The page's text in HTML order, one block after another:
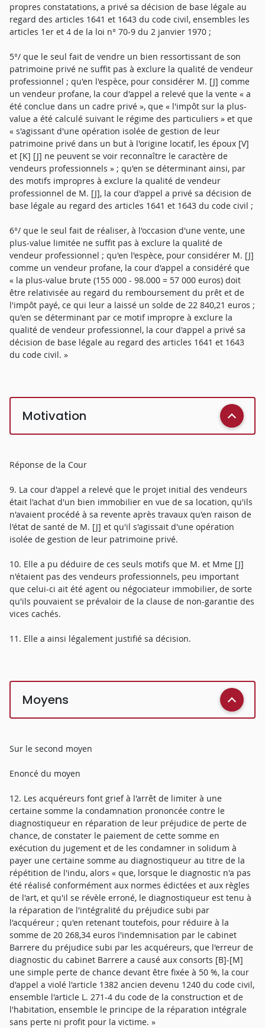
propres constatations, a privé sa décision de base légale au
regard des articles 1641 et 1643 du code civil, ensembles les
articles 1er et 4 de la loi n° 70-9 du 2 janvier 1970 ;
5°/ que le seul fait de vendre un bien ressortissant de son
patrimoine privé ne suffit pas à exclure la qualité de vendeur
professionnel ; qu'en l'espèce, pour considérer M. [J] comme
un vendeur profane, la cour d'appel a relevé que la vente « a
été conclue dans un cadre privé », que « l'impôt sur la plus-
value a été calculé suivant le régime des particuliers » et que
« s'agissant d'une opération isolée de gestion de leur
patrimoine privé dans un but à l'origine locatif, les époux [V]
et [K] [J] ne peuvent se voir reconnaître le caractère de
vendeurs professionnels » ; qu'en se déterminant ainsi, par
des motifs impropres à exclure la qualité de vendeur
professionnel de M. [J], la cour d'appel a privé sa décision de
base légale au regard des articles 1641 et 1643 du code civil ;
6°/ que le seul fait de réaliser, à l'occasion d'une vente, une
plus-value limitée ne suffit pas à exclure la qualité de
vendeur professionnel ; qu'en l'espèce, pour considérer M. [J]
comme un vendeur profane, la cour d'appel a considéré que
« la plus-value brute (155 000 - 98.000 = 57 000 euros) doit
être relativisée au regard du remboursement du prêt et de
l'impôt payé, ce qui leur a laissé un solde de 22 840,21 euros ;
qu'en se déterminant par ce motif impropre à exclure la
qualité de vendeur professionnel, la cour d'appel a privé sa
décision de base légale au regard des articles 1641 et 1643
du code civil. »
Motivation
Réponse de la Cour
9. La cour d'appel a relevé que le projet initial des vendeurs
était l'achat d'un bien immobilier en vue de sa location, qu'ils
n'avaient procédé à sa revente après travaux qu'en raison de
l'état de santé de M. [J] et qu'il s'agissait d'une opération
isolée de gestion de leur patrimoine privé.
10. Elle a pu déduire de ces seuls motifs que M. et Mme [J]
n'étaient pas des vendeurs professionnels, peu important
que celui-ci ait été agent ou négociateur immobilier, de sorte
qu'ils pouvaient se prévaloir de la clause de non-garantie des
vices cachés.
11. Elle a ainsi légalement justifié sa décision.
Moyens
Sur le second moyen
Enoncé du moyen
12. Les acquéreurs font grief à l'arrêt de limiter à une
certaine somme la condamnation prononcée contre le
diagnostiqueur en réparation de leur préjudice de perte de
chance, de constater le paiement de cette somme en
exécution du jugement et de les condamner in solidum à
payer une certaine somme au diagnostiqueur au titre de la
répétition de l'indu, alors « que, lorsque le diagnostic n'a pas
été réalisé conformément aux normes édictées et aux règles
de l'art, et qu'il se révèle erroné, le diagnostiqueur est tenu à
la réparation de l'intégralité du préjudice subi par
l'acquéreur ; qu'en retenant toutefois, pour réduire à la
somme de 20 268,34 euros l'indemnisation par le cabinet
Barrere du préjudice subi par les acquéreurs, que l'erreur de
diagnostic du cabinet Barrere a causé aux consorts [B]-[M]
une simple perte de chance devant être fixée à 50 %, la cour
d'appel a violé l'article 1382 ancien devenu 1240 du code civil,
ensemble l'article L. 271-4 du code de la construction et de
l'habitation, ensemble le principe de la réparation intégrale
sans perte ni profit pour la victime. »